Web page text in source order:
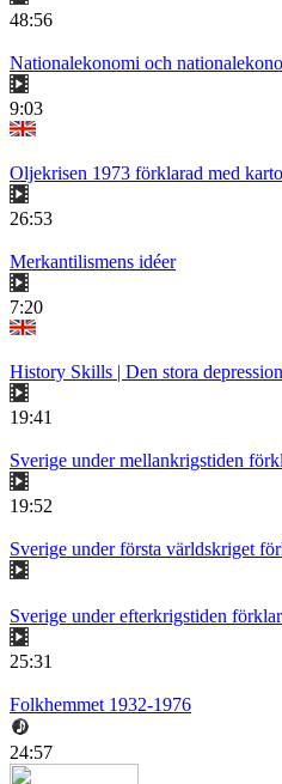
48:56
Nationalekonomi och
9:03
Oljekrisen 1973 förklarad med
26:53
Merkantilismens idéer
7:20
History Skills | Den stora
19:41
Sverige under mellankrigstiden
19:52
Sverige under första världskriget
Sverige under efterkrigstiden
25:31
Folkhemmet 1932-1976
24:57